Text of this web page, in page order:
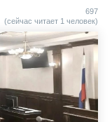
697
(сейчас читает 1 человек)